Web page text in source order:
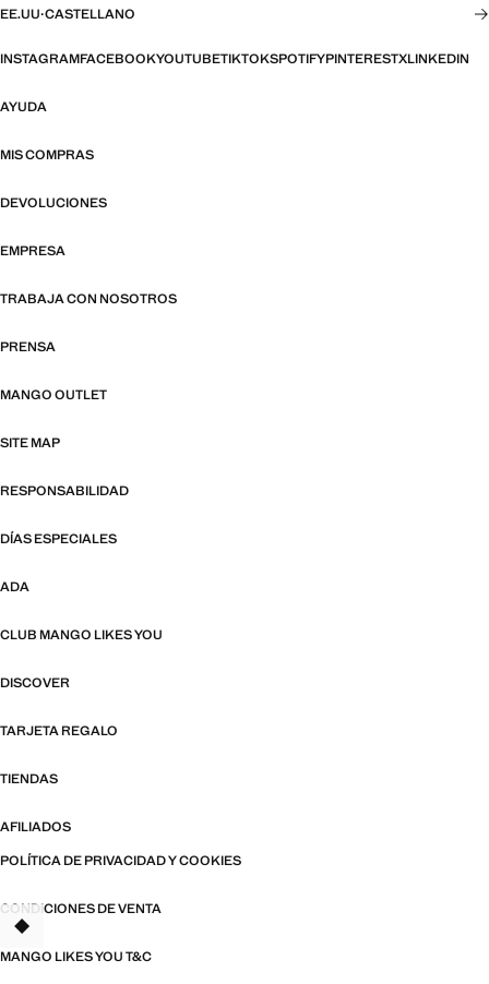
EE.UU·CASTELLANO
INSTAGRAMFACEBOOKYOUTUBETIKTOKSPOTIFYPINTERESTXLINKEDIN
AYUDA
MIS COMPRAS
DEVOLUCIONES
EMPRESA
TRABAJA CON NOSOTROS
PRENSA
MANGO OUTLET
SITE MAP
RESPONSABILIDAD
DÍAS ESPECIALES
ADA
CLUB MANGO LIKES YOU
DISCOVER
TARJETA REGALO
TIENDAS
AFILIADOS
POLÍTICA DE PRIVACIDAD Y COOKIES
CONDICIONES DE VENTA
MANGO LIKES YOU T&C